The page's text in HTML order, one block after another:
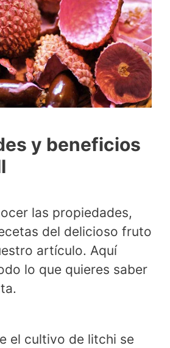
y beneficios
las propiedades,
del delicioso fruto
artículo. Aquí
lo que quieres saber
el cultivo de litchi se